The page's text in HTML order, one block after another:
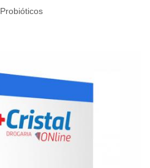
Probióticos